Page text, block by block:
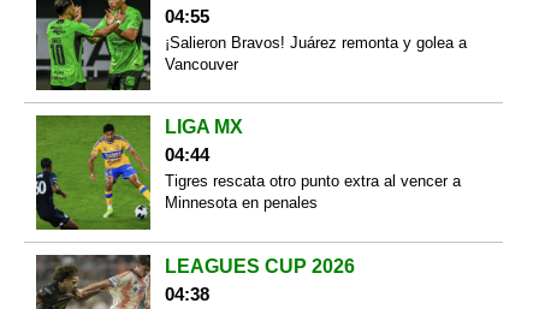
04:55
¡Salieron Bravos! Juárez remonta y golea a
Vancouver
LIGA MX
04:44
Tigres rescata otro punto extra al vencer a
Minnesota en penales
LEAGUES CUP 2026
04:38